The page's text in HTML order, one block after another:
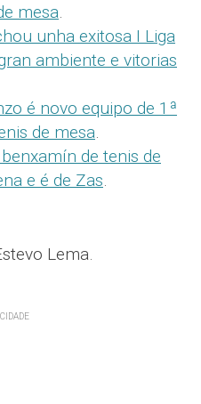
mesa.
unha exitosa I Liga
ambiente e vitorias
é novo equipo de 1ª
de mesa.
de tenis de
e é de Zas.
Lema.